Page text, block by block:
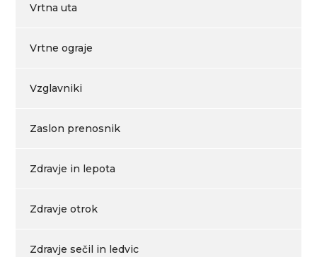
Vrtna uta
Vrtne ograje
Vzglavniki
Zaslon prenosnik
Zdravje in lepota
Zdravje otrok
Zdravje sečil in ledvic